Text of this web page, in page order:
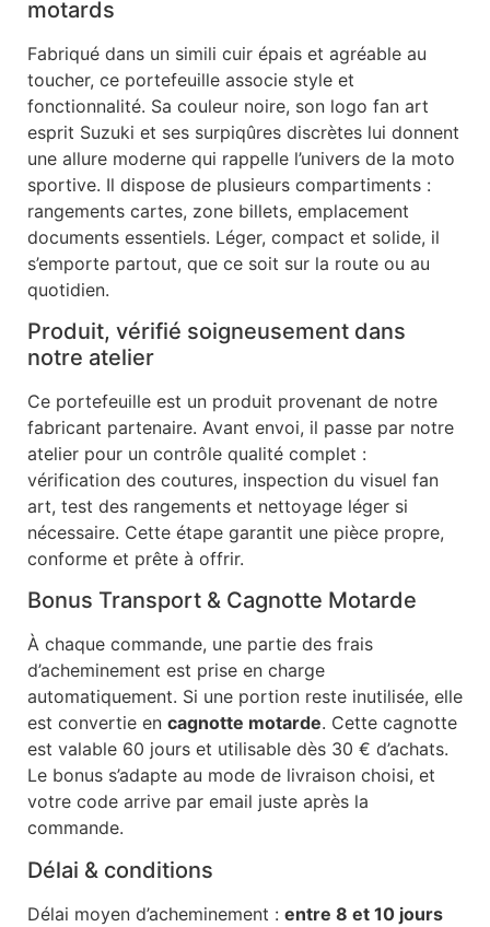
motards
Fabriqué dans un simili cuir épais et agréable au
toucher, ce portefeuille associe style et
fonctionnalité. Sa couleur noire, son logo fan art
esprit Suzuki et ses surpiqûres discrètes lui donnent
une allure moderne qui rappelle l’univers de la moto
sportive. Il dispose de plusieurs compartiments :
rangements cartes, zone billets, emplacement
documents essentiels. Léger, compact et solide, il
s’emporte partout, que ce soit sur la route ou au
quotidien.
Produit, vérifié soigneusement dans
notre atelier
Ce portefeuille est un produit provenant de notre
fabricant partenaire. Avant envoi, il passe par notre
atelier pour un contrôle qualité complet :
vérification des coutures, inspection du visuel fan
art, test des rangements et nettoyage léger si
nécessaire. Cette étape garantit une pièce propre,
conforme et prête à offrir.
Bonus Transport & Cagnotte Motarde
À chaque commande, une partie des frais
d’acheminement est prise en charge
automatiquement. Si une portion reste inutilisée, elle
est convertie en cagnotte motarde. Cette cagnotte
est valable 60 jours et utilisable dès 30 € d’achats.
Le bonus s’adapte au mode de livraison choisi, et
votre code arrive par email juste après la
commande.
Délai & conditions
Délai moyen d’acheminement : entre 8 et 10 jours